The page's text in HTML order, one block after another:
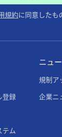
規約に同意したも
ニュ
規制ア
企業ニ
登録
テム